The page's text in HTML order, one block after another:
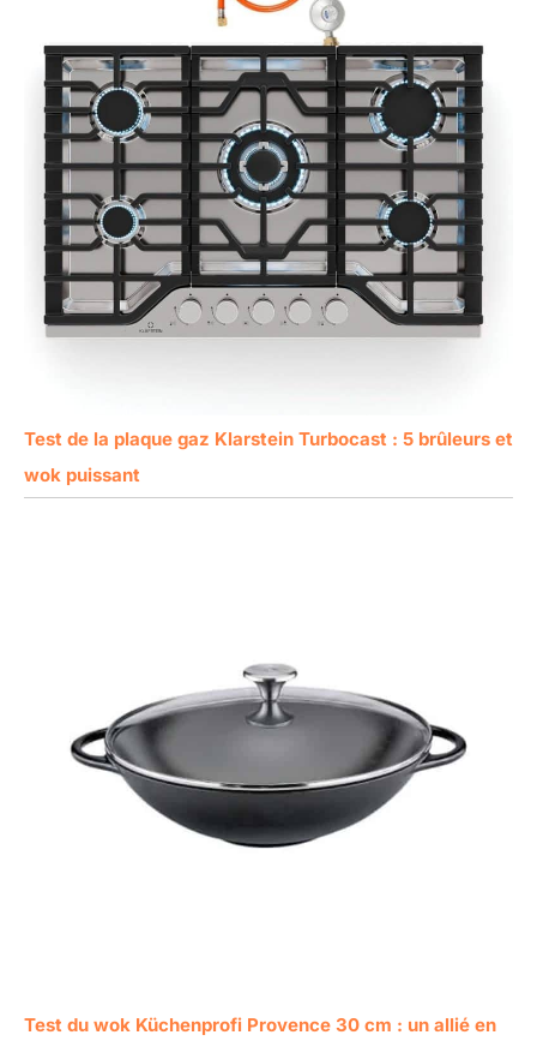
Test de la plaque gaz Klarstein Turbocast : 5 brûleurs et
wok puissant
Test du wok Küchenprofi Provence 30 cm : un allié en